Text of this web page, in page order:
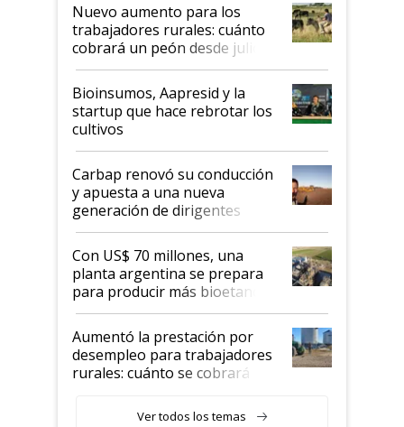
Nuevo aumento para los
trabajadores rurales: cuánto
cobrará un peón desde julio
Bioinsumos, Aapresid y la
startup que hace rebrotar los
cultivos
Carbap renovó su conducción
y apuesta a una nueva
generación de dirigentes
rurales
Con US$ 70 millones, una
planta argentina se prepara
para producir más bioetanol
que nunca
Aumentó la prestación por
desempleo para trabajadores
rurales: cuánto se cobrará
Ver todos los temas